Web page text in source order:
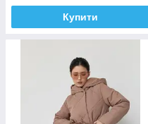
Купити